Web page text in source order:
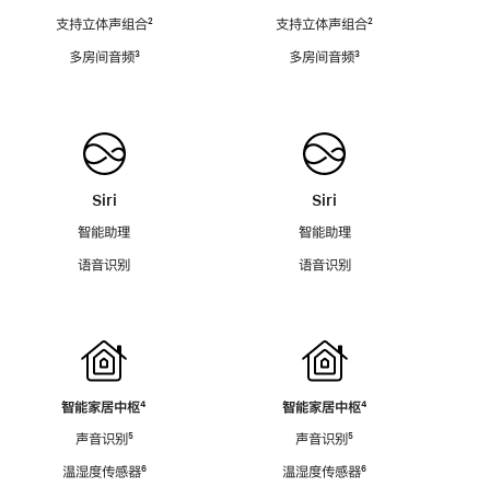
支持立体声组合脚
²
多房间音频脚
³
Siri
智能助理
语音识别
智能家居中枢脚
⁴
声音识别脚
⁵
温湿度传感器脚
⁶
支持立体声组合脚
²
多房间音频脚
³
Siri
智能助理
语音识别
智能家居中枢脚
⁴
声音识别脚
⁵
温湿度传感器脚
⁶